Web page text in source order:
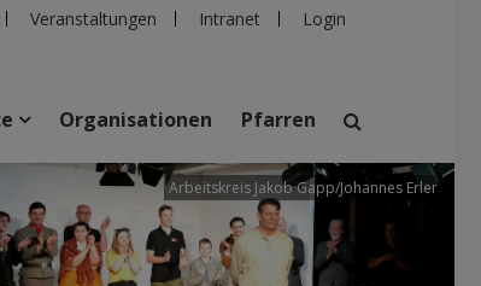
Veranstaltungen Intranet Login
suchen
Personen Pfarren Einrichtungen
Organisationen Pfarren
Arbeitskreis Jakob Gapp/Johannes Erler